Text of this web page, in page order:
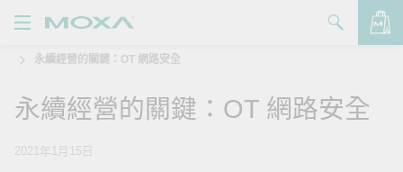
品
決方案
援
永續經營的關鍵：OT 網路安全
永續經營的關鍵：OT 網路安全
2021年1月15日
查看詢價明細